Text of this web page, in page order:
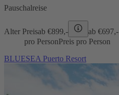
Pauschalreise
Alter Preisab €899,- ab €697,-
pro PersonPreis pro Person
BLUESEA Puerto Resort